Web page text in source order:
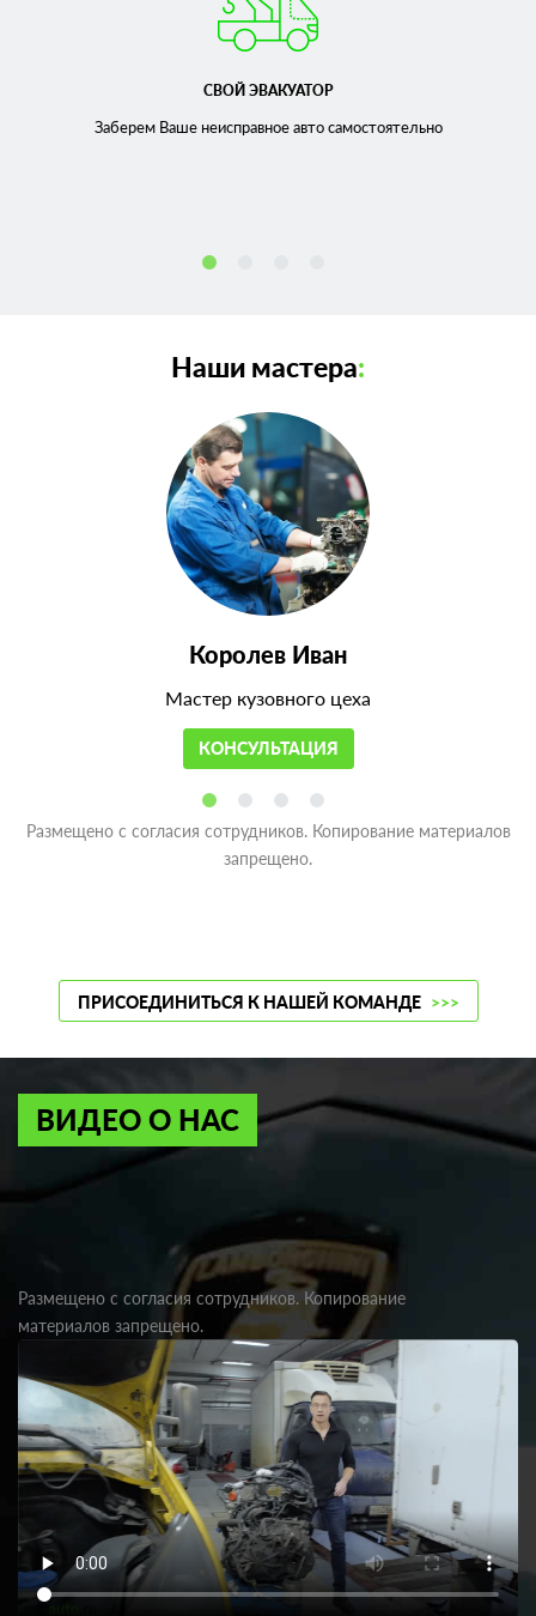
СВОЙ ЭВАКУАТОР
Заберем Ваше неисправноеавто самостоятельно
Наши мастера:
Королев Иван
Мастер кузовного цеха
КОНСУЛЬТАЦИЯ
Размещено с согласия сотрудников. Копирование материалов
запрещено.
ПРИСОЕДИНИТЬСЯ К НАШЕЙ КОМАНДЕ >>>
ВИДЕО О НАС
Размещено с согласия сотрудников. Копирование
материалов запрещено.